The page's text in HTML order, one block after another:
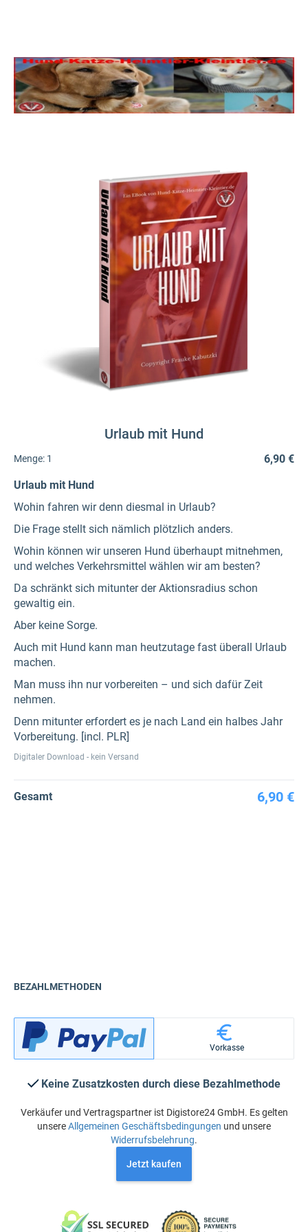
Urlaub mit Hund
Menge: 1
6,90 €
Urlaub mit Hund
Wohin fahren wir denn diesmal in Urlaub?
Die Frage stellt sich nämlich plötzlich anders.
Wohin können wir unseren Hund überhaupt mitnehmen,
und welches Verkehrsmittel wählen wir am besten?
Da schränkt sich mitunter der Aktionsradius schon
gewaltig ein.
Aber keine Sorge.
Auch mit Hund kann man heutzutage fast überall Urlaub
machen.
Man muss ihn nur vorbereiten – und sich dafür Zeit
nehmen.
Denn mitunter erfordert es je nach Land ein halbes Jahr
Vorbereitung. [incl. PLR]
Digitaler Download - kein Versand
Gesamt 6,90 €
BEZAHLMETHODEN
Vorkasse
Keine Zusatzkosten durch diese Bezahlmethode
Verkäufer und Vertragspartner ist Digistore24 GmbH. Es gelten
unsereAllgemeinen Geschäftsbedingungen und unsere
Widerrufsbelehrung.
Jetzt kaufen